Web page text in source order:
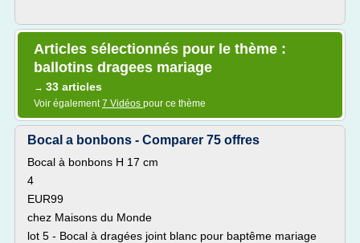
Articles sélectionnés pour le thème :
ballotins dragees mariage
→ 33 articles
Voir également7 Vidéos pour ce thème
Bocal a bonbons - Comparer 75 offres
Bocal à bonbons H 17 cm
4
EUR99
chez Maisons du Monde
lot 5 - Bocal à dragées joint blanc pour baptême mariage